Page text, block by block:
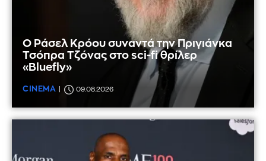
Ο Ράσελ Κρόου συναντά την Πριγιάνκα
Τσόπρα Τζόνας στο sci-fi θρίλερ
«Bluefly»
CINEMA 09.08.2026